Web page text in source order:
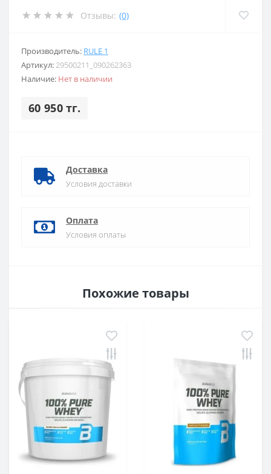
Отзывы: (0)
Производитель: RULE 1
Артикул:29500211_090262363
Наличие: Нет в наличии
60 950 тг.
Доставка
Условия доставки
Оплата
Условия оплаты
Похожие товары